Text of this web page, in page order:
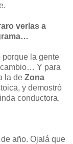
verlas a
porque la gente
Y para
la de Zona
y demostró
conductora.
año. Ojalá que